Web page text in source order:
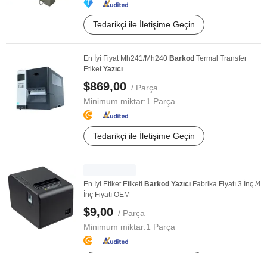
Tedarikçi ile İletişime Geçin
En İyi Fiyat Mh241/Mh240 Barkod Termal Transfer
EtiketYazıcı
$869,00 / Parça
Minimum miktar:1 Parça
Tedarikçi ile İletişime Geçin
En İyi Etiket Etiketi Barkod Yazıcı Fabrika Fiyatı 3 İnç /4
İnç Fiyatı OEM
$9,00 / Parça
Minimum miktar:1 Parça